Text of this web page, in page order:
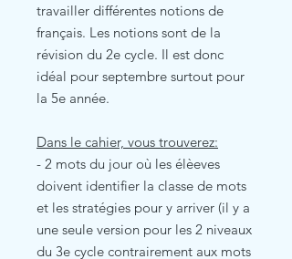
travailler différentes notions de
français. Les notions sont de la
révision du 2e cycle. Il est donc
idéal pour septembre surtout pour
la 5e année.
Dans le cahier, vous trouverez:
- 2 mots du jour où les élèeves
doivent identifier la classe de mots
et les stratégies pour y arriver (il y a
une seule version pour les 2 niveaux
du 3e cycle contrairement aux mots